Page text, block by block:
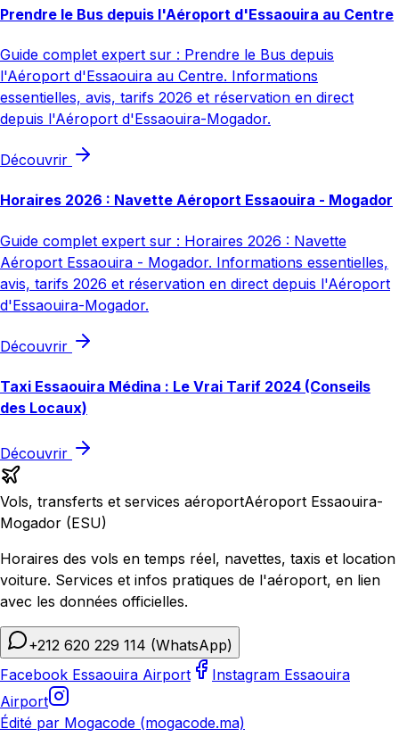
Prendre le Bus depuis l'Aéroport d'Essaouira au Centre
Guide complet expert sur : Prendre le Bus depuis
l'Aéroport d'Essaouira au Centre. Informations
essentielles, avis, tarifs 2026 et réservation en direct
depuis l'Aéroport d'Essaouira-Mogador.
Découvrir
Horaires 2026 : Navette Aéroport Essaouira - Mogador
Guide complet expert sur : Horaires 2026 : Navette
Aéroport Essaouira - Mogador. Informations essentielles,
avis, tarifs 2026 et réservation en direct depuis l'Aéroport
d'Essaouira-Mogador.
Découvrir
Taxi Essaouira Médina : Le Vrai Tarif 2024 (Conseils
des Locaux)
Découvrir
Vols, transferts et services aéroportAéroport Essaouira-
Mogador (ESU)
Horaires des vols en temps réel, navettes, taxis et location
voiture. Services et infos pratiques de l'aéroport, en lien
avec les données officielles.
+212 620 229 114 (WhatsApp)
Facebook Essaouira Airport
Instagram Essaouira
Airport
Édité par Mogacode (mogacode.ma)